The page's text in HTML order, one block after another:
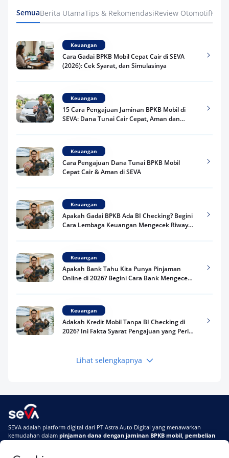
SemuaBerita UtamaTips & RekomendasiReview Otomotif
Keuangan
Cara Gadai BPKB Mobil Cepat Cair di SEVA
(2026): Cek Syarat, dan Simulasinya
Keuangan
15 Cara Pengajuan Jaminan BPKB Mobil di
SEVA: Dana Tunai Cair Cepat, Aman dan
Keuangan
Cara Pengajuan Dana Tunai BPKB Mobil
Cepat Cair & Aman di SEVA
Keuangan
Apakah Gadai BPKB Ada BI Checking? Begini
Cara Lembaga Keuangan Mengecek Riwayat
Keuangan
Apakah Bank Tahu Kita Punya Pinjaman
Online di 2026? Begini Cara Bank Mengecek
Keuangan
Adakah Kredit Mobil Tanpa BI Checking di
2026? Ini Fakta Syarat Pengajuan yang Perlu
Keuangan
Terpercaya
Telat Bayar Pinjol 2 Hari, Apakah Langsung
Masuk BI Checking? Simak Peraturan
Lihat selengkapnya
SEVA adalah platform digital dari PT Astra Auto Digital yang menawarkan
kemudahan dalam pinjaman dana dengan jaminan BPKB mobil, pembelian